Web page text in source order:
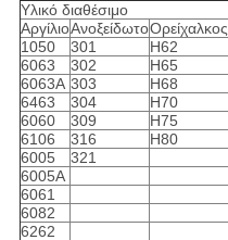
Υλικό διαθέσιμο
ΑργίλιοΑνοξείδωτοΟρείχαλκος
1050
301 H62
6063
302 H65
6063A 303 H68
6463
304 H70
6060
309 H75
6106
316 H80
6005
321
6005A
6061
6082
6262